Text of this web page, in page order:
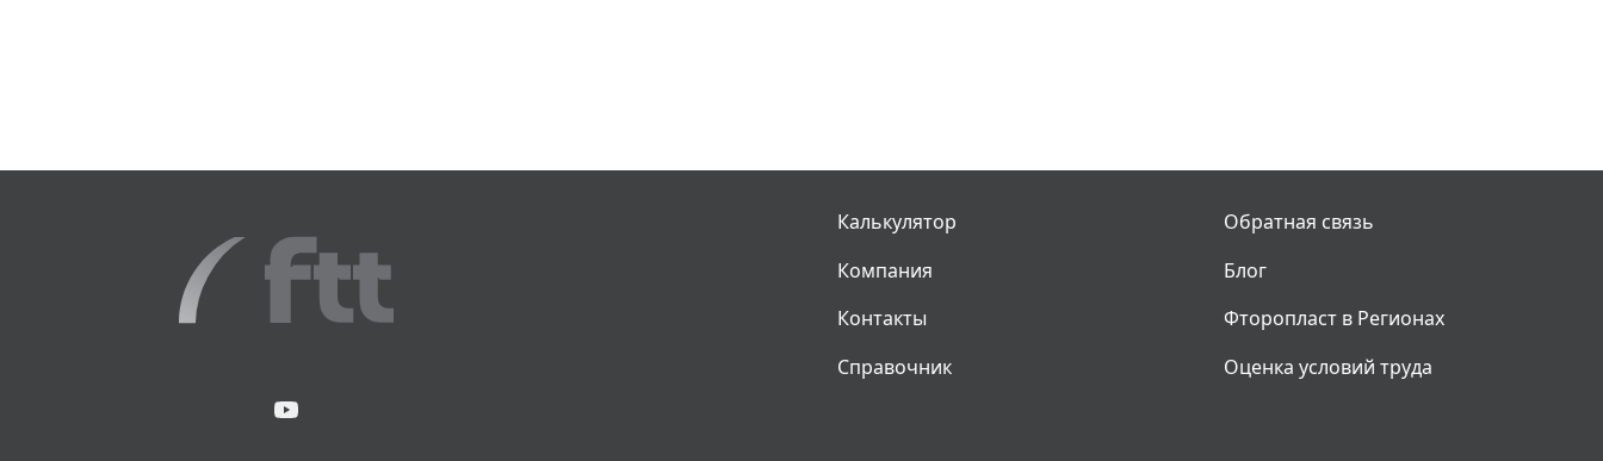
Калькулятор
Компания
Контакты
Справочник
Обратная связь
Блог
Фторопласт в Регионах
Оценка условий труда